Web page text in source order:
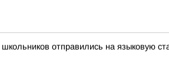
отправились на языковую